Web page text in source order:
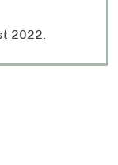
2022.